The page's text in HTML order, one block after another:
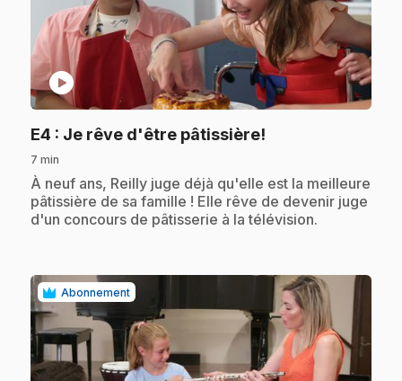
play_circle
E4 : Je rêve d'être pâtissière!
7 min
.À neuf ans, Reilly juge déjà qu'elle est la meilleure
pâtissière de sa famille ! Elle rêve de devenir juge
d'un concours de pâtisserie à la télévision.
Abonnement